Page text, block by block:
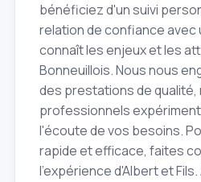
bénéficiez d'un suivi
relation de confiance avec
connaît les enjeux et les
Bonneuillois. Nous nous
des prestations de
professionnels
l'écoute de vos besoins.
rapide et efficace, faites
l'expérience d'Albert et